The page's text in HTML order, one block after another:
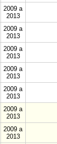
2009 a
2013
2009 a
2013
2009 a
2013
2009 a
2013
2009 a
2013
2009 a
2013
2009 a
2013